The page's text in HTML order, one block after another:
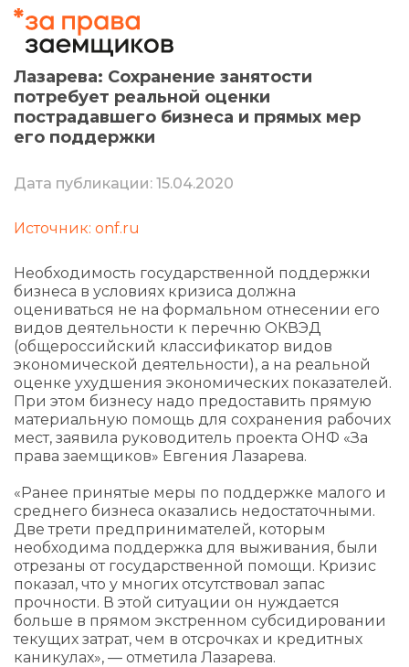
Лазарева: Сохранение занятости
потребует реальной оценки
пострадавшего бизнеса и прямых мер
его поддержки
Дата публикации: 15.04.2020
Источник: onf.ru
Необходимость государственной поддержки
бизнеса в условиях кризиса должна
оцениваться не на формальном отнесении его
видов деятельности к перечню ОКВЭД
(общероссийский классификатор видов
экономической деятельности), а на реальной
оценке ухудшения экономических показателей.
При этом бизнесу надо предоставить прямую
материальную помощь для сохранения рабочих
мест, заявила руководитель проекта ОНФ «За
права заемщиков» Евгения Лазарева.
«Ранее принятые меры по поддержке малого и
среднего бизнеса оказались недостаточными.
Две трети предпринимателей, которым
необходима поддержка для выживания, были
отрезаны от государственной помощи. Кризис
показал, что у многих отсутствовал запас
прочности. В этой ситуации он нуждается
больше в прямом экстренном субсидировании
текущих затрат, чем в отсрочках и кредитных
каникулах», — отметила Лазарева.